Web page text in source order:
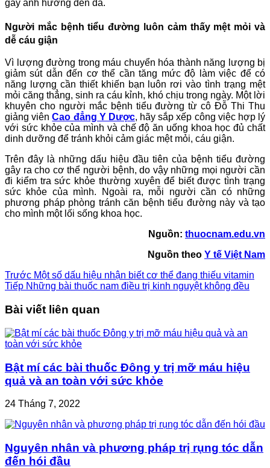
gây ảnh hưởng đến da.
Người mắc bệnh tiểu đường luôn cảm thấy mệt mỏi và
dễ cáu giận
Vì lượng đường trong máu chuyển hóa thành năng lượng bị
giảm sút dẫn đến cơ thể cần tăng mức độ làm việc để có
năng lượng cần thiết khiến bạn luôn rơi vào tình trạng mệt
mỏi căng thẳng, sinh ra cáu kỉnh, khó chịu trong ngày. Một lời
khuyên cho người mắc bệnh tiểu đường từ cô Đỗ Thi Thu
giảng viênCao đẳng Y Dược, hãy sắp xếp công việc hợp lý
với sức khỏe của mình và chế độ ăn uống khoa học đủ chất
dinh dưỡng để tránh khỏi cảm giác mệt mỏi, cáu giận.
Trên đây là những dấu hiệu đầu tiên của bệnh tiểu đường
gây ra cho cơ thể người bệnh, do vậy những mọi người cần
đi kiểm tra sức khỏe thường xuyên để biết được tình trạng
sức khỏe của mình. Ngoài ra, mỗi người cần có những
phương pháp phòng tránh căn bệnh tiểu đường này và tạo
cho mình một lối sống khoa học.
Nguồn: thuocnam.edu.vn
Nguồn theo Y tế Việt Nam
Trước Một số dấu hiệu nhận biết cơ thể đang thiếu vitamin
Tiếp Những bài thuốc nam điều trị kinh nguyệt không đều
Bài viết liên quan
Bật mí các bài thuốc Đông y trị mỡ máu hiệu
quả và an toàn với sức khỏe
24 Tháng 7, 2022
Nguyên nhân và phương pháp trị rụng tóc dẫn
đến hói đầu